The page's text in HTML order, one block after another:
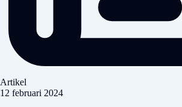
Artikel
12 februari 2024